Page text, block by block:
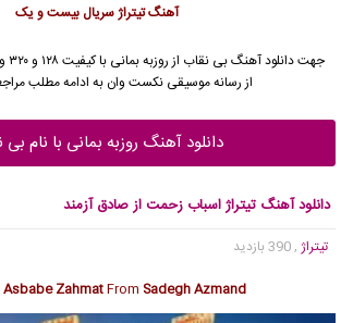
آهنگ تیتراژ سریال بیست و یک
جهت دانلود آهنگ بی نقاب از روزبه بمانی
از رسانه موسیقی نکست وان به ادامه مطلب
دانلود آهنگ روزبه بمانی با نام بی
دانلود آهنگ تیتراژ اسباب زحمت از صادق آزمند
تیتراژ , 390 بازدید
Asbabe ZahmatFrom Sadegh Azmand